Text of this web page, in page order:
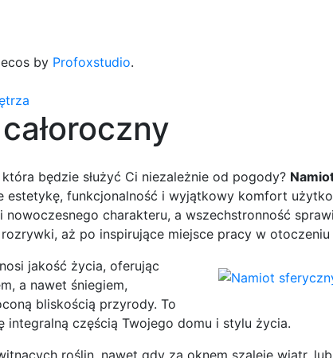
by Profoxstudio.
będzie służyć Ci niezależnie od pogody?
estetykę, funkcjonalność i wyjątkowy komfort
charakteru, a wszechstronność
aż po inspirujące miejsce pracy w otoczeniu
jakość życia, oferując
a nawet śniegiem,
bliskością przyrody. To
częścią Twojego domu i stylu życia.
roślin, nawet gdy za oknem szaleje wiatr,